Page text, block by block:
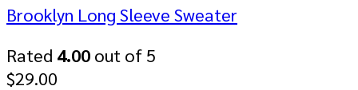
Brooklyn Long Sleeve Sweater
Rated 4.00 out of 5
$29.00